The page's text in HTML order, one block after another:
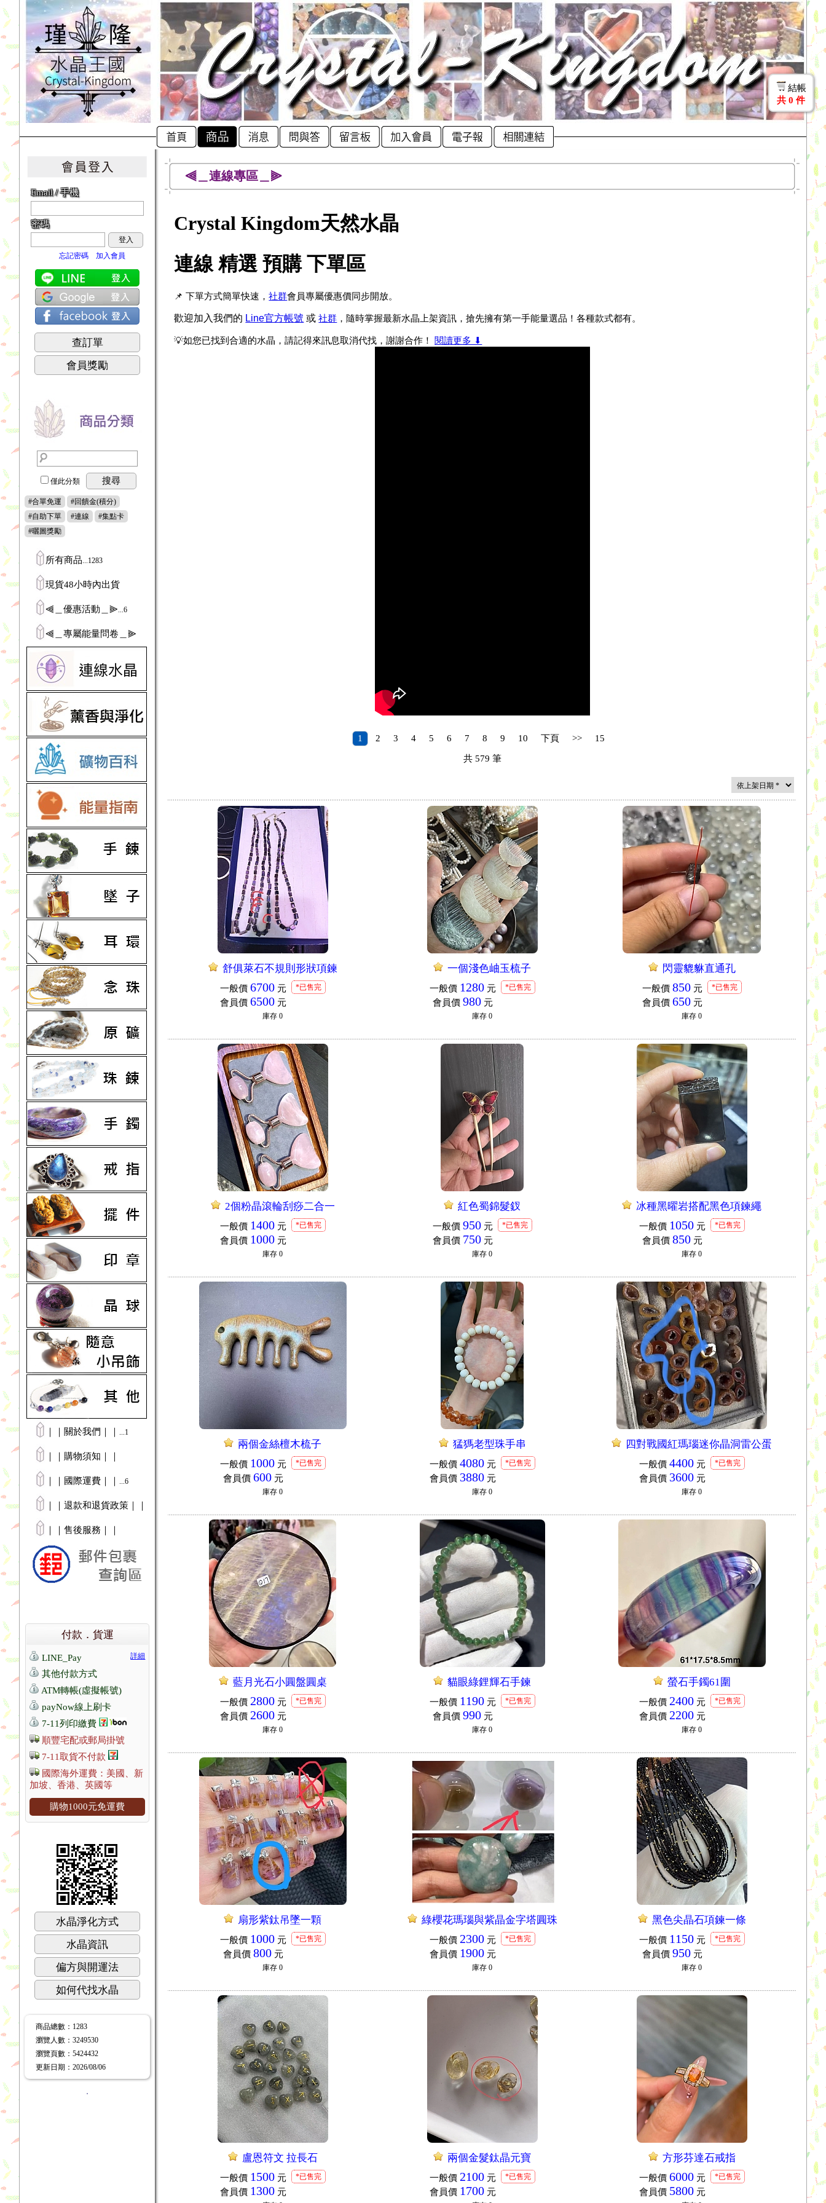
結帳
共 0 件
Email / 手機
密碼
登入
忘記密碼
加入會員
查訂單
會員獎勵
僅此分類 搜尋
#合單免運
#回饋金(積分)
#自助下單
#連線
#集點卡
#曬圖獎勵
所有商品 ...1283
現貨48小時內出貨
⫷＿優惠活動＿⫸...6
⫷＿專屬能量問卷＿⫸
｜｜關於我們｜｜ ...1
｜｜購物須知｜｜
｜｜國際運費｜｜ ...6
｜｜退款和退貨政策｜｜
｜｜售後服務｜｜
付款．貨運
詳細
LINE_Pay
其他付款方式
ATM轉帳(虛擬帳號)
payNow線上刷卡
7-11列印繳費
順豐宅配或郵局掛號
7-11取貨不付款
國際海外運費：美國、新
加坡、香港、英國等
購物1000元免運費
水晶淨化方式
水晶資訊
偏方與開運法
如何代找水晶
商品總數 ：1283
瀏覽人數 ： 3249530
瀏覽頁數 ： 5424432
更新日期 ：2026/08/06
．
⫷＿連線專區＿⫸
Crystal Kingdom天然水晶
連線 精選 預購 下單區
📌下單方式簡單快速，社群會員專屬優惠價同步開放。
歡迎加入我們的 Line官方帳號 或社群 ，隨時掌握最新水晶上架資訊，搶先擁有第一手能量選品！各種款式都有。
💡如您已找到合適的水晶 ，請記得來訊息取消代找，謝謝合作！ 閱讀更多 ⬇
1 2 3 4 5 6 7 8 9 10 下頁 >> 15
共579 筆
舒俱萊石不規則形狀項鍊
一般價 6700元
會員價 6500元
*已售完
庫存 0
一個淺色岫玉梳子
一般價 1280元
會員價 980元
*已售完
庫存 0
閃靈貔貅直通孔
一般價 850元
會員價 650元
*已售完
庫存 0
2個粉晶滾輪刮痧二合一
一般價 1400元
會員價 1000元
*已售完
庫存 0
紅色蜀錦髮釵
一般價 950元
會員價 750元
*已售完
庫存 0
冰種黑曜岩搭配黑色項鍊繩
一般價 1050元
會員價 850元
*已售完
庫存 0
兩個金絲檀木梳子
一般價 1000元
會員價 600元
*已售完
庫存 0
猛獁老型珠手串
一般價 4080元
會員價 3880元
*已售完
庫存 0
四對戰國紅瑪瑙迷你晶洞雷公蛋
一般價 4400元
會員價 3600元
*已售完
庫存 0
藍月光石小圓盤圓桌
一般價 2800元
會員價 2600元
*已售完
庫存 0
貓眼綠鋰輝石手鍊
一般價 1190元
會員價 990元
*已售完
庫存 0
螢石手鐲61圍
一般價 2400元
會員價 2200元
*已售完
庫存 0
扇形紫鈦吊墜一顆
一般價 1000元
會員價 800元
*已售完
庫存 0
綠櫻花瑪瑙與紫晶金字塔圓珠
一般價 2300元
會員價 1900元
*已售完
庫存 0
黑色尖晶石項鍊一條
一般價 1150元
會員價 950元
*已售完
庫存 0
盧恩符文 拉長石
一般價 1500元
會員價 1300元
*已售完
兩個金髮鈦晶元寶
一般價 2100元
會員價 1700元
*已售完
方形芬達石戒指
一般價 6000元
會員價 5800元
*已售完